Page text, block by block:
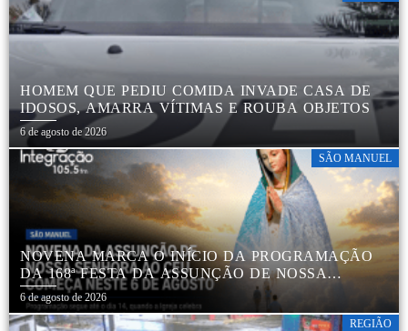
HOMEM QUE PEDIU COMIDA INVADE CASA DE
IDOSOS, AMARRA VÍTIMAS E ROUBA OBJETOS
6 de agosto de 2026
SÃO MANUEL
NOVENA MARCA O INÍCIO DA PROGRAMAÇÃO
DA 168ª FESTA DA ASSUNÇÃO DE NOSSA
SENHORA AO CÉU EM APARECIDA DE SÃO
MANUEL
6 de agosto de 2026
REGIÃO